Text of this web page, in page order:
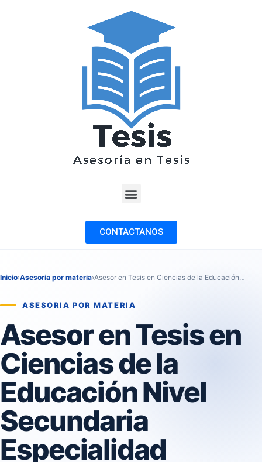
CONTACTANOS
Inicio›Asesoria por materia›Asesor en Tesis en Ciencias de la Educación…
ASESORIA POR MATERIA
Asesor en Tesis en
Ciencias de la
Educación Nivel
Secundaria
Especialidad